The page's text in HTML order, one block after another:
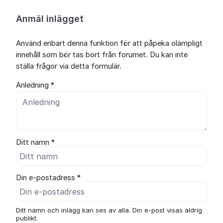
Anmäl inlägget
Använd enbart denna funktion för att påpeka olämpligt
innehåll som bör tas bort från forumet. Du kan inte
ställa frågor via detta formulär.
Anledning *
Ditt namn *
Din e-postadress *
Ditt namn och inlägg kan ses av alla. Din e-post visas aldrig
publikt.